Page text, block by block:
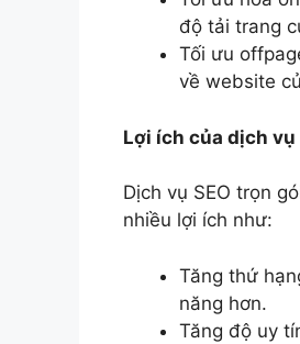
độ tải trang
Tối ưu
về website
Lợi ích của dịch vụ
Dịch vụ SEO trọn
nhiều lợi ích như:
Tăng thứ
năng hơn.
Tăng độ uy